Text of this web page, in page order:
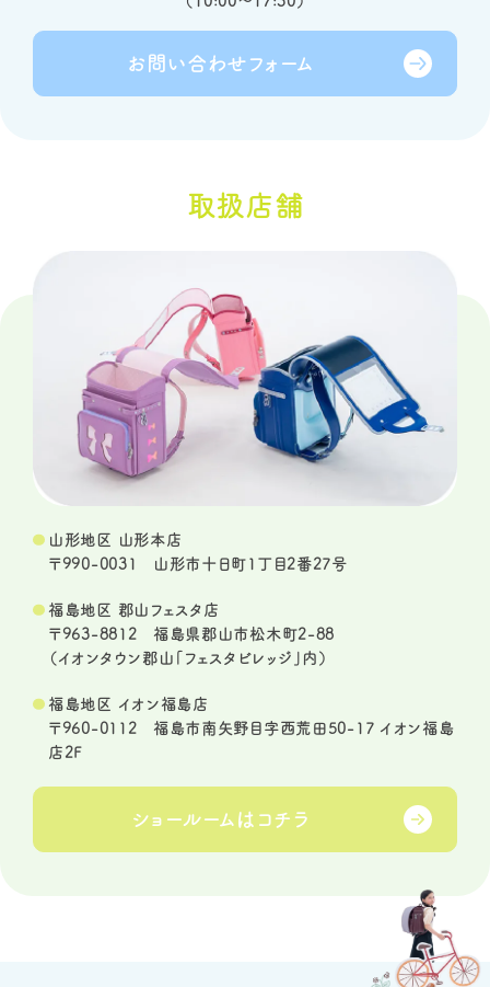
お問い合わせ フォーム
取扱店舗
山形地区 山形本店
〒990-0031 山形市十日町1丁目2番27号
福島地区 郡山フェスタ店
〒963-8812 福島県郡山市松木町2-88
（イオンタウン郡山「フェスタビレッジ」内）
福島地区 イオン福島店
〒960-0112 福島市南矢野目字西荒田50-17 イオン福島
店2F
ショールームは コチラ